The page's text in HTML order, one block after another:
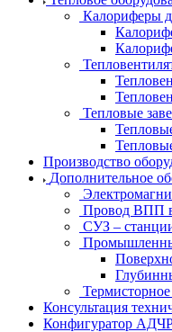
Калориферы
Тепловые
Производство
Дополнительное
Провод ВПП
СУЗ –
Термисторное
Консультация
Конфигуратор